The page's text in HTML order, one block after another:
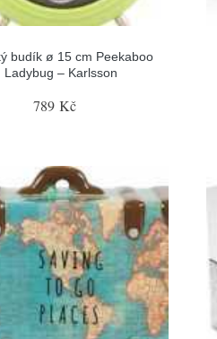
budík ø 15 cm Peekaboo
Ladybug – Karlsson
789 Kč